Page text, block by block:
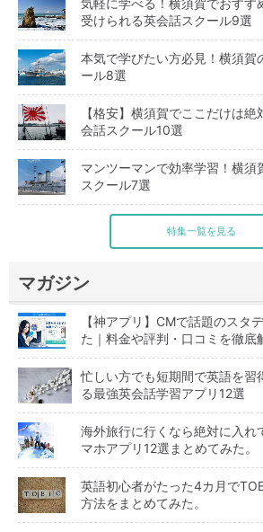
受けられる英会話スクール9選
本気で学びたい方必見！横須賀
ール8選
【格安】横須賀でここだけは
会話スクール10選
マンツーマンで効率学習！横須
スクール7選
特集一覧を見る
マガジン
【神アプリ】CMで話題のスタ
た｜料金や評判・口コミを徹底
忙しい方でも短期間で英語を習
る最強英会話学習アプリ12選
海外旅行に行くなら絶対に入れ
マホアプリ12選まとめてみた。
英語初心者がたった4カ月で
方法をまとめてみた。